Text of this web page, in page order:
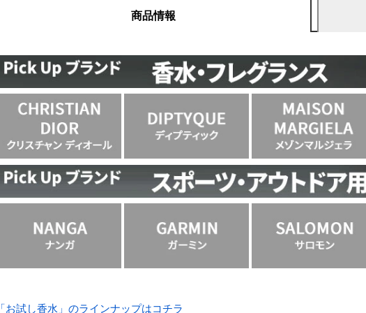
商品情報
「お試し香水」のラインナップはコチラ